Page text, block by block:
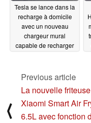
de design
08/18/2023
Tesla se lance dans la
recharge à domicile
avec un nouveau
chargeur mural
capable de recharger
⟨
Previous article
La nouvelle friteuse
Xiaomi Smart Air
6.5L avec fonction